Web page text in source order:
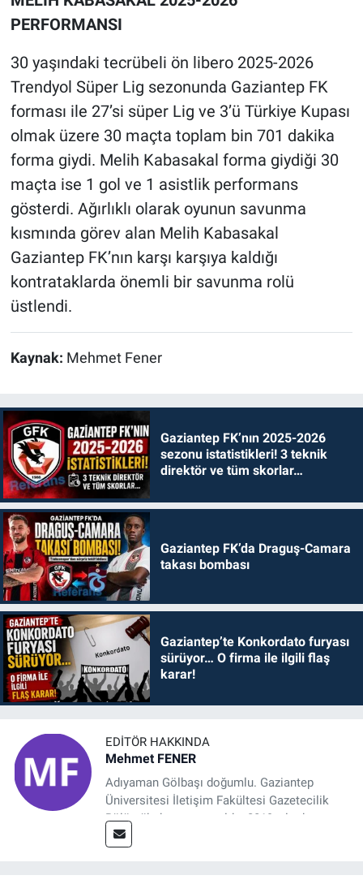
PERFORMANSI
30 yaşındaki tecrübeli ön libero 2025-2026
Trendyol Süper Lig sezonunda Gaziantep FK
forması ile 27’si süper Lig ve 3’ü Türkiye Kupası
olmak üzere 30 maçta toplam bin 701 dakika
forma giydi. Melih Kabasakal forma giydiği 30
maçta ise 1 gol ve 1 asistlik performans
gösterdi. Ağırlıklı olarak oyunun savunma
kısmında görev alan Melih Kabasakal
Gaziantep FK’nın karşı karşıya kaldığı
kontrataklarda önemli bir savunma rolü
üstlendi.
Kaynak: Mehmet Fener
Gaziantep FK’nın 2025-2026
sezonu istatistikleri! 3 teknik
direktör ve tüm skorlar…
Gaziantep FK’da Draguş-Camara
takası bombası
Gaziantep’te Konkordato furyası
sürüyor… O firma ile ilgili flaş
karar!
EDITÖR HAKKINDA
Mehmet FENER
Adıyaman Gölbaşı doğumlu. Gaziantep
Üniversitesi İletişim Fakültesi Gazetecilik
Bölümü’nden mezun oldu. 2019 yılında
başladığı gazetecilik mesleğinde, muhabir,